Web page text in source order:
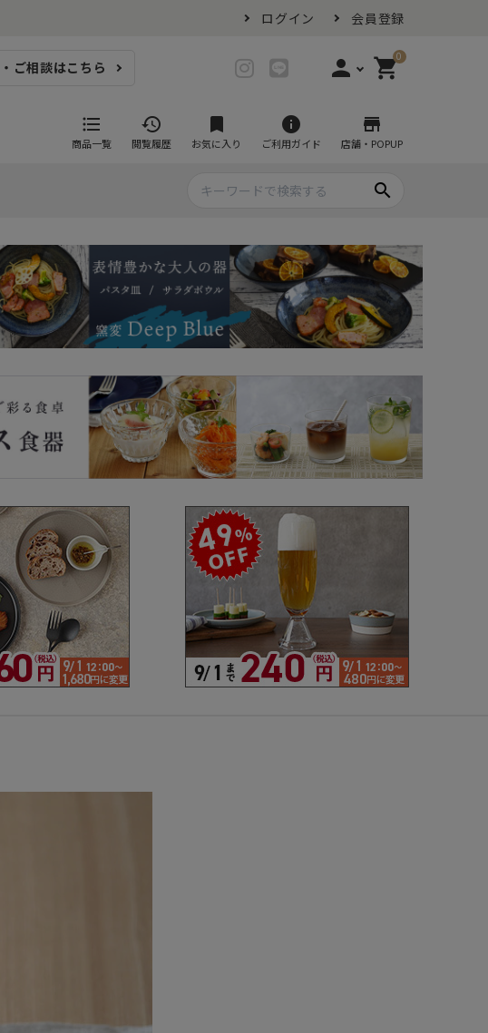
ログイン 会員登録
ご相談はこちら person
ログイン
0
shopping_cart
- マグカップ
- カップ・タンブラー
- スープカップ
- 湯呑み
- 急須・ポット
耐熱皿・その他食器
- グラタン皿
- 耐熱皿
- スフレ・ココット
- 茶碗蒸し
形状で探す
- 角
- 仕切り
- 楕円
- 変形
ブランドで探す
- 人気シリーズ
- オリジナル食器
の食卓~ 黒い食器セット
なセット
format_list_bulleted
商品一覧
history
閲覧履歴
bookmark
お気に入り
info
ご利用ガイド
store
店舗・POPUP
search